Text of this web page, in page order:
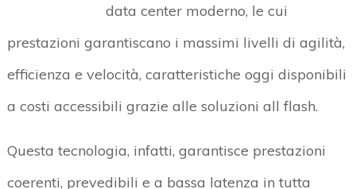
data center moderno, le cui
prestazioni garantiscano i massimi livelli di agilità,
efficienza e velocità, caratteristiche oggi disponibili
a costi accessibili grazie alle soluzioni all flash.
Questa tecnologia, infatti, garantisce prestazioni
coerenti, prevedibili e a bassa latenza in tutta